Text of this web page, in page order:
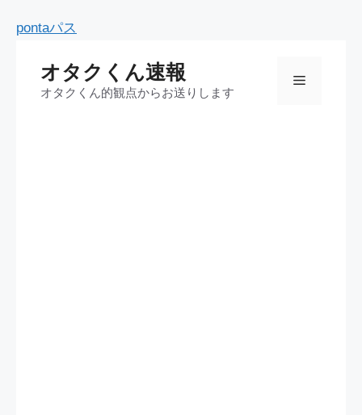
pontaパス
テ
ン
オタクくん速報
オタクくん的観点からお送りします
メ